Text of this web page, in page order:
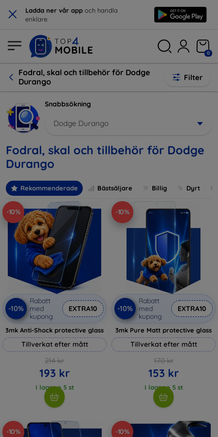
× Ladda ner vår app och handla
enklare.
0
Fodral, skal och tillbehör för Dodge
Durango
Filter
Snabbsökning
Dodge Durango
Fodral, skal och tillbehör för Dodge
Durango
Rekommenderade Bästsäljare Billig Dyrt
-10%
-10%
Rabatt
med
kupong
EXTRA10
3mk Anti-Shock protective glass
Tillverkat efter mått
214 kr
193 kr
I lager > 5 st
-10%
-10%
Rabatt
med
kupong
EXTRA10
3mk Pure Matt protective glass
Tillverkat efter mått
170 kr
153 kr
I lager > 5 st
-10% -10%